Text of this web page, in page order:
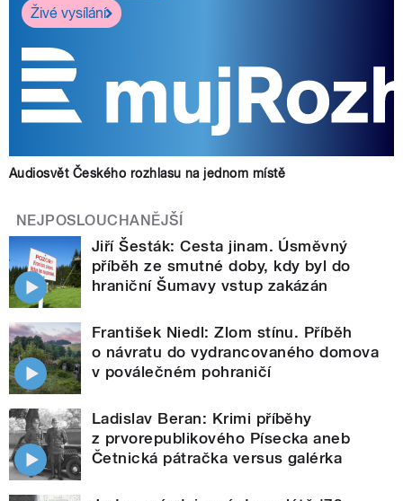
Živé vysílání
Audiosvět Českého rozhlasu na jednom místě
NEJPOSLOUCHANĚJŠÍ
Jiří Šesták: Cesta jinam. Úsměvný
příběh ze smutné doby, kdy byl do
hraniční Šumavy vstup zakázán
František Niedl: Zlom stínu. Příběh
o návratu do vydrancovaného domova
v poválečném pohraničí
Ladislav Beran: Krimi příběhy
z prvorepublikového Písecka aneb
Četnická pátračka versus galérka